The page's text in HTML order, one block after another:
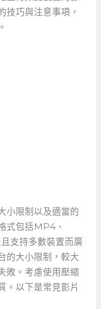
技巧與注意事項，
小限制以及適當的
式包括MP4、
支持多數裝置而廣
的大小限制，較大
敗。考慮使用壓縮
。以下是常見影片